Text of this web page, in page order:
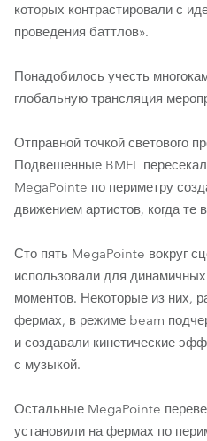
которых контрастировали с
проведения баттлов».
Понадобилось учесть
глобальную трансляция
Отправной точкой светового
Подвешенные BMFL
MegaPointe по периметру
движением артистов, когда те
Сто пять MegaPointe вокруг
использовали для
моментов. Некоторые из них,
фермах, в режиме beam
и создавали кинетические
с музыкой.
Остальные MegaPointe
установили на фермах по